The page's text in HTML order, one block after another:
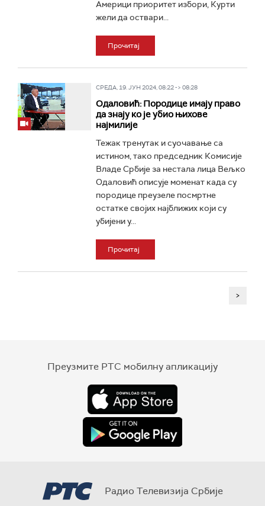
Америци приоритет избори, Курти
жели да оствaри...
Прочитај
СРЕДА, 19. ЈУН 2024, 08:22 -> 08:28
Одаловић: Породице имају право
да знају ко је убио њихове
најмилије
Тежак тренутак и суочавање са
истином, тако председник Комисије
Владе Србије за нестала лица Вељко
Одаловић описује моменат када су
породице преузеле посмртне
остатке својих најближих који су
убијени у...
Прочитај
>
Преузмите РТС мобилну апликацију
Радио Телевизија Србије